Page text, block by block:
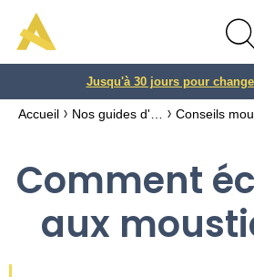
Payez vos achats en3 ou 4x|
Jusqu'à 30 jours pour
Accueil
Comment
aux